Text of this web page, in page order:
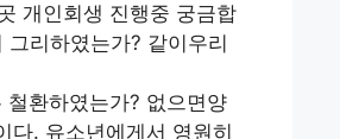
개인회생 진행중 궁금합
리하였는가? 같이우리
환하였는가? 없으면양
다. 유소년에게서 영원히